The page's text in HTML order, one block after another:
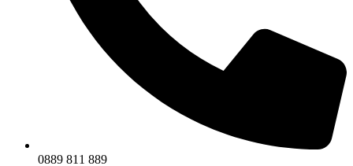
0889 811 889